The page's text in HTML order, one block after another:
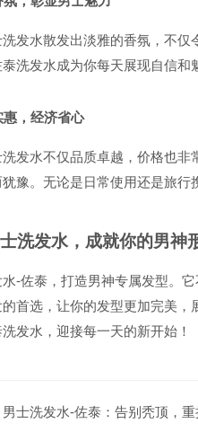
发水散发出淡雅的香氛，不
洗发水成为你每天展现自信和
惠，经济省心
发水不仅品质卓越，价格也
豫。无论是日常使用还是旅行
洗发水，成就你的男神
水-佐泰，打造男神专属发型。
首选，让你的发型更加完美，
发水，迎接每一天的新开始！
男士洗发水-佐泰：告别秃顶，重拾自信 — 佐泰/